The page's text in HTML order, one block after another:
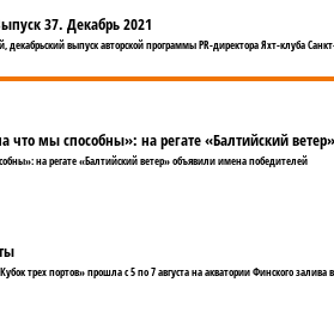
37. Декабрь 2021
выпуск авторской программы PR-директора Яхт-клуба
что мы способны»: на регате «Балтийский
на регате «Балтийский ветер» объявили имена победителей
трех портов» прошла с 5 по 7 августа на акватории Финского залива